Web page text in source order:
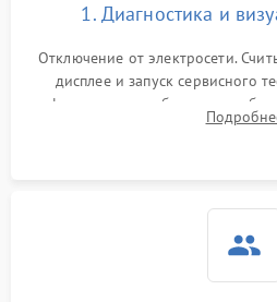
1. Диагностика и
Отключение от электросети.
дисплее и запуск сервисного
фильтра, теплообменника и
неисправностях (не сушит, не